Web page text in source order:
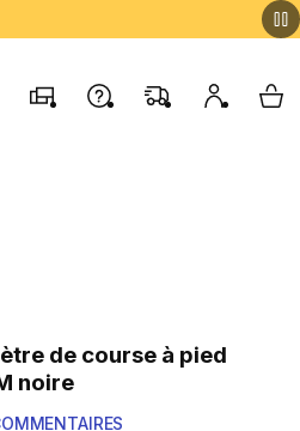
MagasinsContactez-nous
FAQ Mon My
noire